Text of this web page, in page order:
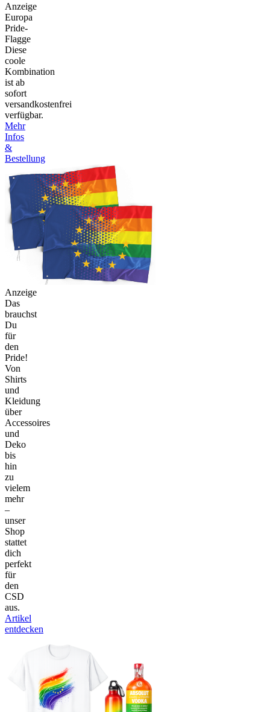
Anzeige
Europa
Pride-
Flagge
Diese
coole
Kombination
ist ab
sofort
versandkostenfrei
verfügbar.
Mehr
Infos
&
Bestellung
Anzeige
Das
brauchst
Du
für
den
Pride!
Von
Shirts
und
Kleidung
über
Accessoires
und
Deko
bis
hin
zu
vielem
mehr
–
unser
Shop
stattet
dich
perfekt
für
den
CSD
aus.
Artikel
entdecken